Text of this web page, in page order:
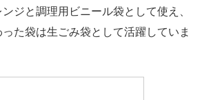
ジと調理用ビニール袋として使え、
た袋は生ごみ袋として活躍していま